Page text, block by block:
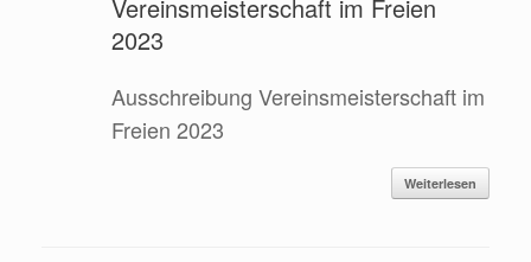
Vereinsmeisterschaft im Freien
2023
Ausschreibung Vereinsmeisterschaft im
Freien 2023
Weiterlesen